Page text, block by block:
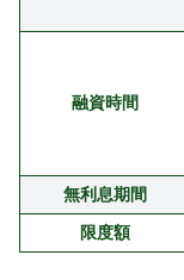
融資時間
無利息期間
限度額